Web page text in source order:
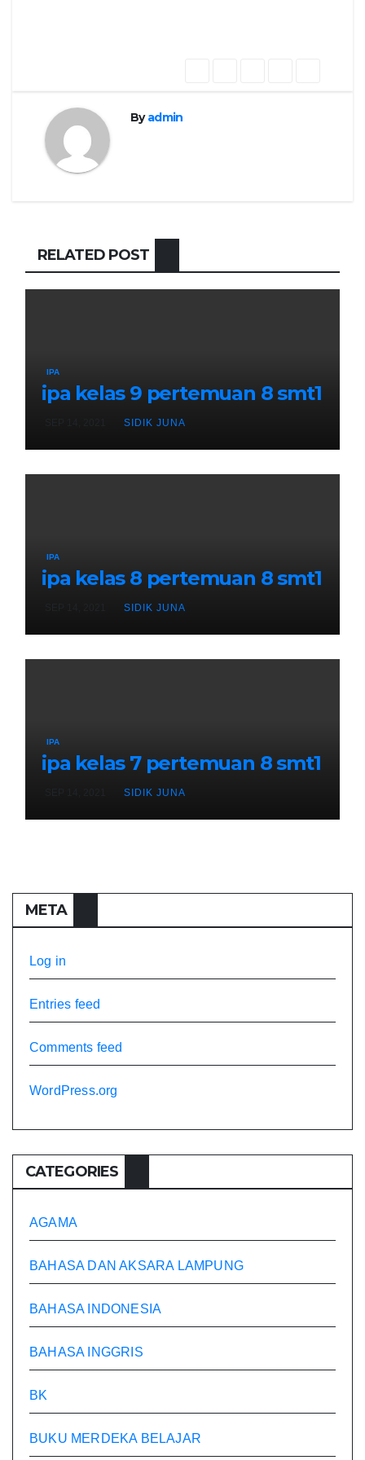
Byadmin
RELATED POST
IPA
ipa kelas 9 pertemuan 8 smt1
SIDIK JUNA
IPA
ipa kelas 8 pertemuan 8 smt1
SIDIK JUNA
IPA
ipa kelas 7 pertemuan 8 smt1
SIDIK JUNA
META
Log in
Entries feed
Comments feed
WordPress.org
CATEGORIES
AGAMA
BAHASA DAN AKSARA LAMPUNG
BAHASA INDONESIA
BAHASA INGGRIS
BK
BUKU MERDEKA BELAJAR